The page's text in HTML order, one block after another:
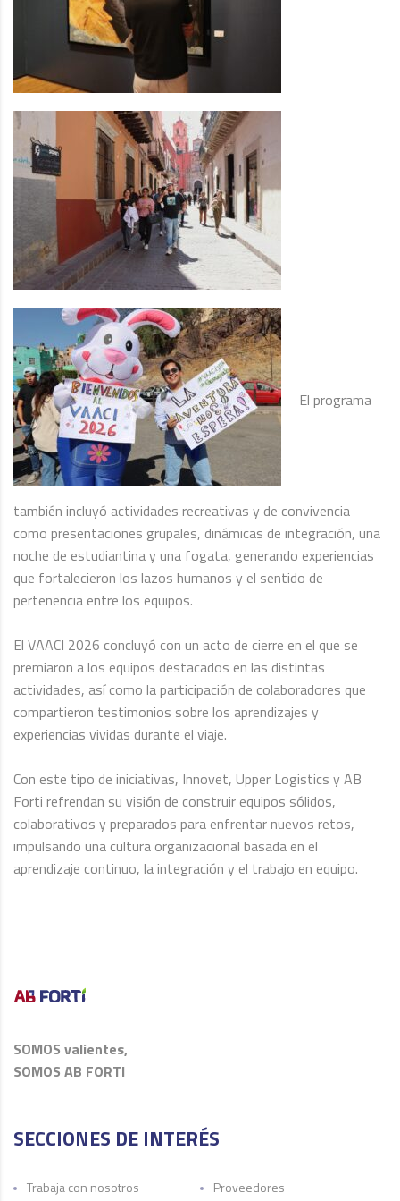
El programa
también incluyó actividades recreativas y de convivencia
como presentaciones grupales, dinámicas de integración, una
noche de estudiantina y una fogata, generando experiencias
que fortalecieron los lazos humanos y el sentido de
pertenencia entre los equipos.
El VAACI 2026 concluyó con un acto de cierre en el que se
premiaron a los equipos destacados en las distintas
actividades, así como la participación de colaboradores que
compartieron testimonios sobre los aprendizajes y
experiencias vividas durante el viaje.
Con este tipo de iniciativas, Innovet, Upper Logistics y AB
Forti refrendan su visión de construir equipos sólidos,
colaborativos y preparados para enfrentar nuevos retos,
impulsando una cultura organizacional basada en el
aprendizaje continuo, la integración y el trabajo en equipo.
SOMOS valientes,
SOMOS AB FORTI
SECCIONES DE INTERÉS
Trabaja con nosotros Proveedores